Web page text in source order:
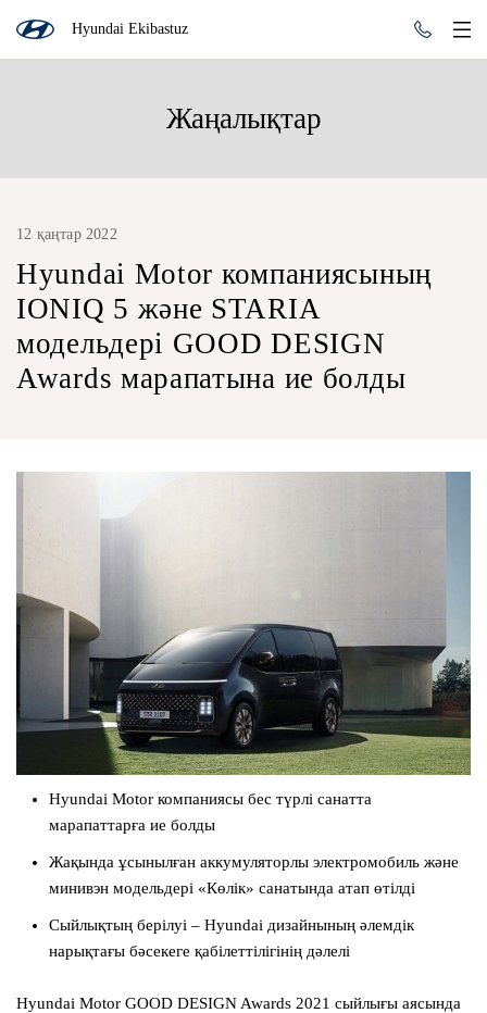
Hyundai Ekibastuz
Жаңалықтар
12 қаңтар 2022
Hyundai Motor компаниясының
IONIQ 5 және STARIA
модельдері GOOD DESIGN
Awards марапатына ие болды
Hyundai Motor компаниясы бес түрлі санатта
марапаттарға ие болды
Жақында ұсынылған аккумуляторлы электромобиль және
минивэн модельдері «Көлік» санатында атап өтілді
Сыйлықтың берілуі – Hyundai дизайнының әлемдік
нарықтағы бәсекеге қабілеттілігінің дәлелі
Hyundai Motor GOOD DESIGN Awards 2021 сыйлығы аясында